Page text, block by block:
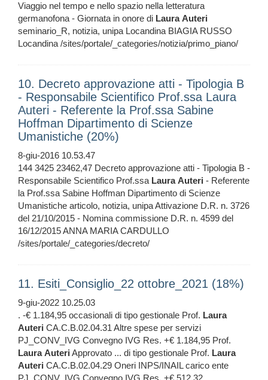
Viaggio nel tempo e nello spazio nella letteratura
germanofona - Giornata in onore di Laura Auteri
seminario_R, notizia, unipa Locandina BIAGIA RUSSO
Locandina /sites/portale/_categories/notizia/primo_piano/
10. Decreto approvazione atti - Tipologia B
- Responsabile Scientifico Prof.ssa Laura
Auteri - Referente la Prof.ssa Sabine
Hoffman Dipartimento di Scienze
Umanistiche (20%)
8-giu-2016 10.53.47
144 3425 23462,47 Decreto approvazione atti - Tipologia B -
Responsabile Scientifico Prof.ssa Laura Auteri - Referente
la Prof.ssa Sabine Hoffman Dipartimento di Scienze
Umanistiche articolo, notizia, unipa Attivazione D.R. n. 3726
del 21/10/2015 - Nomina commissione D.R. n. 4599 del
16/12/2015 ANNA MARIA CARDULLO
/sites/portale/_categories/decreto/
11. Esiti_Consiglio_22 ottobre_2021 (18%)
9-giu-2022 10.25.03
. -€ 1.184,95 occasionali di tipo gestionale Prof. Laura
Auteri CA.C.B.02.04.31 Altre spese per servizi
PJ_CONV_IVG Convegno IVG Res. +€ 1.184,95 Prof.
Laura Auteri Approvato ... di tipo gestionale Prof. Laura
Auteri CA.C.B.02.04.29 Oneri INPS/INAIL carico ente